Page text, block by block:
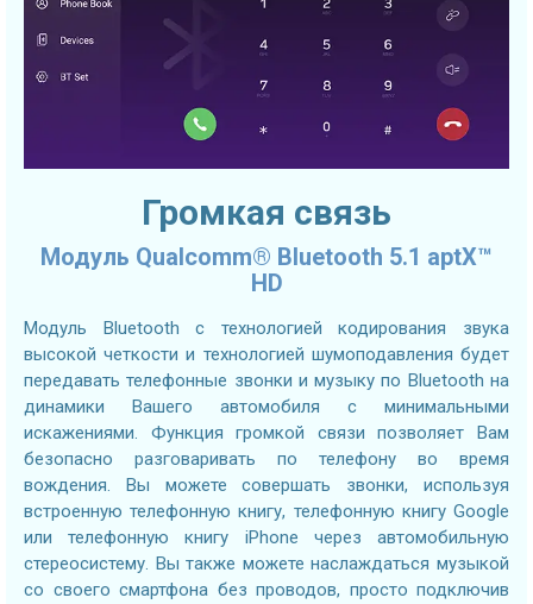
Громкая связь
Модуль Qualcomm® Bluetooth 5.1 aptX™
HD
Модуль Bluetooth с технологией кодирования звука
высокой четкости и технологией шумоподавления будет
передавать телефонные звонки и музыку по Bluetooth на
динамики Вашего автомобиля с минимальными
искажениями. Функция громкой связи позволяет Вам
безопасно разговаривать по телефону во время
вождения. Вы можете совершать звонки, используя
встроенную телефонную книгу, телефонную книгу Google
или телефонную книгу iPhone через автомобильную
стереосистему. Вы также можете наслаждаться музыкой
со своего смартфона без проводов, просто подключив